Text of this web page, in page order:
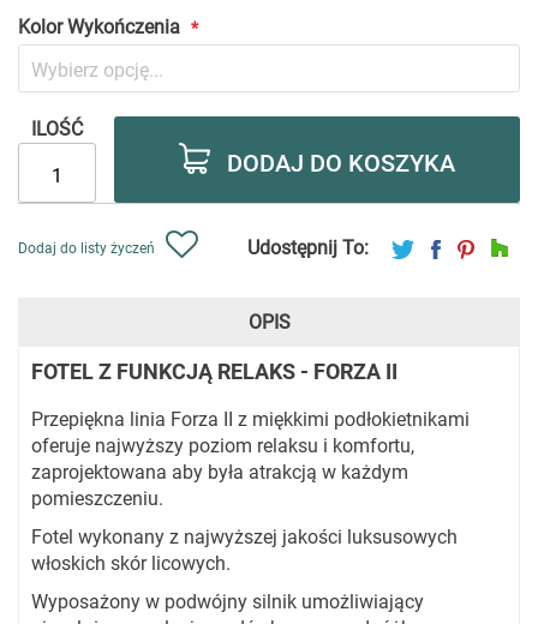
Kolor Wykończenia
ILOŚĆ
DODAJ DO KOSZYKA
Dodaj do listy życzeń Udostępnij To:
OPIS
FOTEL Z FUNKCJĄ RELAKS - FORZA II
Przepiękna linia Forza II z miękkimi podłokietnikami
oferuje najwyższy poziom relaksu i komfortu,
zaprojektowana aby była atrakcją w każdym
pomieszczeniu.
Fotel wykonany z najwyższej jakości luksusowych
włoskich skór licowych.
Wyposażony w podwójny silnik umożliwiający